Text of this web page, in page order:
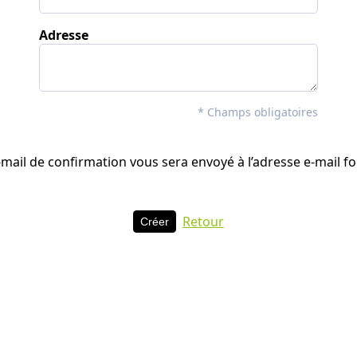
Adresse
* Champs obligatoires
de confirmation vous sera envoyé à l’adresse e-mail
Retour